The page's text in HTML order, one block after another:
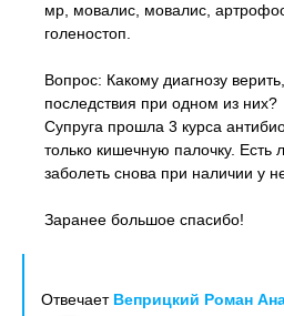
мр, мовалис, мовалис,
голеностоп.
Вопрос: Какому диагнозу
последствия при одном из них?
Супруга прошла 3 курса
только кишечную палочку. Есть
заболеть снова при наличии у
Заранее большое спасибо!
Отвечает Веприцкий Роман